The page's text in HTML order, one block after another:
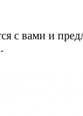
с вами и